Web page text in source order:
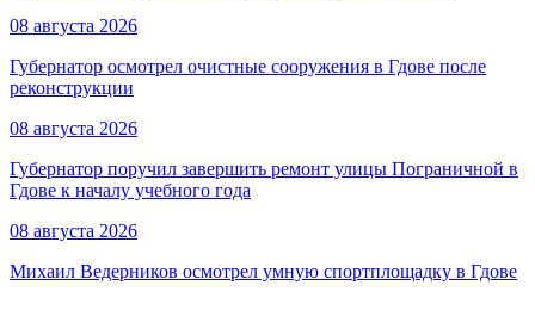
08 августа 2026
Губернатор осмотрел очистные сооружения в Гдове после
реконструкции
08 августа 2026
Губернатор поручил завершить ремонт улицы Пограничной в
Гдове к началу учебного года
08 августа 2026
Михаил Ведерников осмотрел умную спортплощадку в Гдове